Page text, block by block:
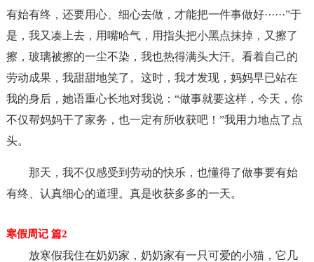
有始有终，还要用心、细心去做，才能把一件事做好······”于
是，我又凑上去，用嘴哈气，用指头把小黑点抹掉，又擦了
擦，玻璃被擦的一尘不染，我也热得满头大汗。看着自己的
劳动成果，我甜甜地笑了。这时，我才发现，妈妈早已站在
我的身后，她语重心长地对我说：“做事就要这样，今天，你
不仅帮妈妈干了家务，也一定有所收获吧！”我用力地点了点
头。
那天，我不仅感受到劳动的快乐，也懂得了做事要有始
有终、认真细心的道理。真是收获多多的一天。
寒假周记 篇2
放寒假我住在奶奶家，奶奶家有一只可爱的小猫，它几